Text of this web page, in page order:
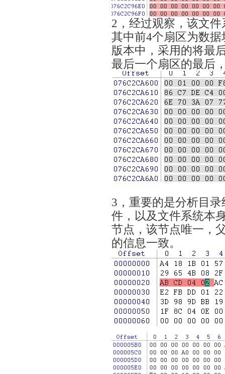
2，经过观察，该文件
其中前4个扇区为数
版本中，采用的将最
最后一个扇区的最后
3，重要的是分析目
件，以及文件系统本
节点，该节点唯一，
的信息一致。